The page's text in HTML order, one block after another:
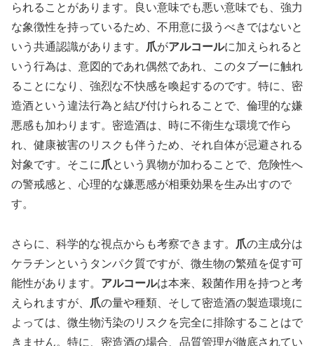
られることがあります。良い意味でも悪い意味でも、強力
な象徴性を持っているため、不用意に扱うべきではないと
いう共通認識があります。
爪がアルコールに加えられると
いう行為は、意図的であれ偶然であれ、このタブーに触れ
ることになり、強烈な不快感を喚起するのです。特に、密
造酒という違法行為と結び付けられることで、倫理的な嫌
悪感も加わります。密造酒は、時に不衛生な環境で作ら
れ、健康被害のリスクも伴うため、それ自体が忌避される
対象です。そこに 爪という異物が加わることで、危険性へ
の警戒感と、心理的な嫌悪感が相乗効果を生み出すので
す。
さらに、科学的な視点からも考察できます。 爪の主成分は
ケラチンというタンパク質ですが、微生物の繁殖を促す可
能性があります。 アルコールは本来、殺菌作用を持つと考
えられますが、
爪の量や種類、そして密造酒の製造環境に
よっては、微生物汚染のリスクを完全に排除することはで
きません。特に、密造酒の場合、品質管理が徹底されてい